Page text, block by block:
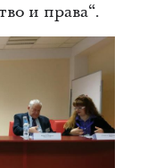
и права“.